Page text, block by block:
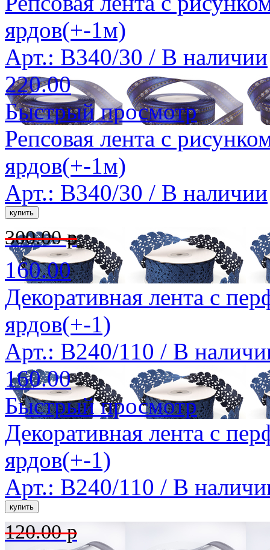
ярдов(+-1м)
Арт.: B340/30 / В наличии
220.00
Быстрый просмотр
Репсовая лента с
ярдов(+-1м)
Арт.: B340/30 / В наличии
300.00 р
160.00
Декоративная лента с
ярдов(+-1)
Арт.: B240/110 / В
160.00
Быстрый просмотр
Декоративная лента с
ярдов(+-1)
Арт.: B240/110 / В
120.00 р